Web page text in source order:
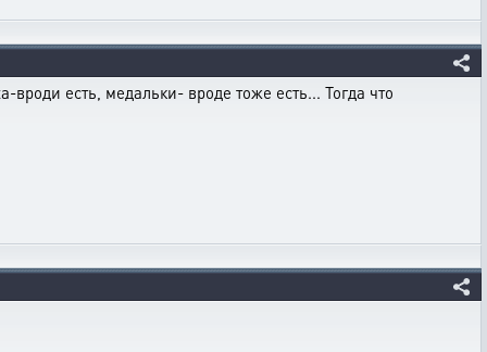
есть, медальки- вроде тоже есть... Тогда что